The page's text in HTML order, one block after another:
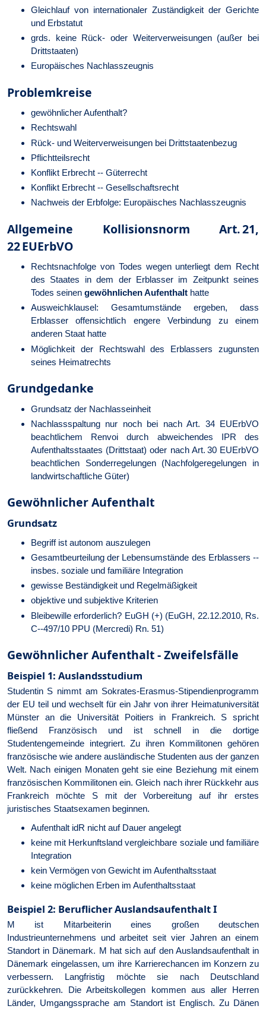
Gleichlauf von internationaler Zuständigkeit der Gerichte
und Erbstatut
grds. keine Rück- oder Weiterverweisungen (außer bei
Drittstaaten)
Europäisches Nachlasszeugnis
Problemkreise
gewöhnlicher Aufenthalt?
Rechtswahl
Rück- und Weiterverweisungen bei Drittstaatenbezug
Pflichtteilsrecht
Konflikt Erbrecht -- Güterrecht
Konflikt Erbrecht -- Gesellschaftsrecht
Nachweis der Erbfolge: Europäisches Nachlasszeugnis
Allgemeine Kollisionsnorm Art. 21,
22 EUErbVO
Rechtsnachfolge von Todes wegen unterliegt dem Recht
des Staates in dem der Erblasser im Zeitpunkt seines
Todes seinen gewöhnlichen Aufenthalthatte
Ausweichklausel: Gesamtumstände ergeben, dass
Erblasser offensichtlich engere Verbindung zu einem
anderen Staat hatte
Möglichkeit der Rechtswahl des Erblassers zugunsten
seines Heimatrechts
Grundgedanke
Grundsatz der Nachlasseinheit
Nachlassspaltung nur noch bei nach Art. 34 EUErbVO
beachtlichem Renvoi durch abweichendes IPR des
Aufenthaltsstaates (Drittstaat) oder nach Art. 30 EUErbVO
beachtlichen Sonderregelungen (Nachfolgeregelungen in
landwirtschaftliche Güter)
Gewöhnlicher Aufenthalt
Grundsatz
Begriff ist autonom auszulegen
Gesamtbeurteilung der Lebensumstände des Erblassers --
insbes. soziale und familiäre Integration
gewisse Beständigkeit und Regelmäßigkeit
objektive und subjektive Kriterien
Bleibewille erforderlich? EuGH (+) (EuGH, 22.12.2010, Rs.
C--497/10 PPU (Mercredi) Rn. 51)
Gewöhnlicher Aufenthalt - Zweifelsfälle
Beispiel 1: Auslandsstudium
Studentin S nimmt am Sokrates-Erasmus-Stipendienprogramm
der EU teil und wechselt für ein Jahr von ihrer Heimatuniversität
Münster an die Universität Poitiers in Frankreich. S spricht
fließend Französisch und ist schnell in die dortige
Studentengemeinde integriert. Zu ihren Kommilitonen gehören
französische wie andere ausländische Studenten aus der ganzen
Welt. Nach einigen Monaten geht sie eine Beziehung mit einem
französischen Kommilitonen ein. Gleich nach ihrer Rückkehr aus
Frankreich möchte S mit der Vorbereitung auf ihr erstes
juristisches Staatsexamen beginnen.
Aufenthalt idR nicht auf Dauer angelegt
keine mit Herkunftsland vergleichbare soziale und familiäre
Integration
kein Vermögen von Gewicht im Aufenthaltsstaat
keine möglichen Erben im Aufenthaltsstaat
Beispiel 2: Beruflicher Auslandsaufenthalt I
M ist Mitarbeiterin eines großen deutschen
Industrieunternehmens und arbeitet seit vier Jahren an einem
Standort in Dänemark. M hat sich auf den Auslandsaufenthalt in
Dänemark eingelassen, um ihre Karrierechancen im Konzern zu
verbessern. Langfristig möchte sie nach Deutschland
zurückkehren. Die Arbeitskollegen kommen aus aller Herren
Länder, Umgangssprache am Standort ist Englisch. Zu Dänen